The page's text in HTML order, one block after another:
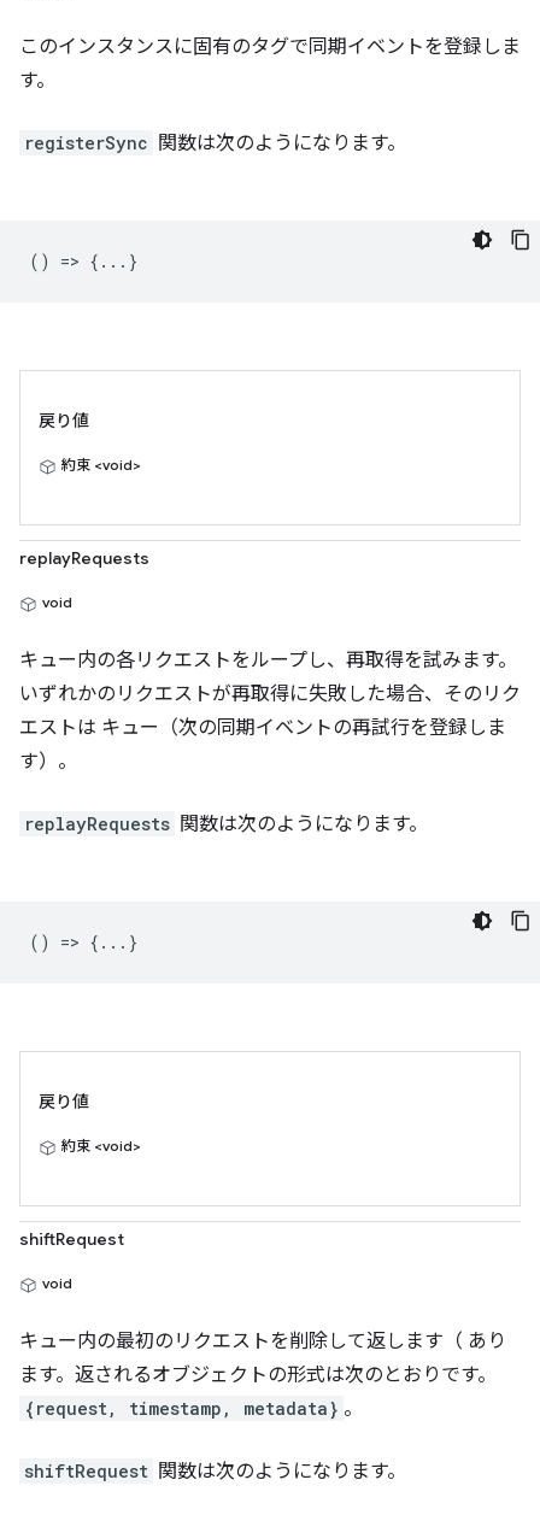
このインスタンスに固有のタグで同期イベントを登録しま
す。
registerSync 関数は次のようになります。
() => {...}
戻り値
約束 <void>
replayRequests
void
キュー内の各リクエストをループし、再取得を試みます。
いずれかのリクエストが再取得に失敗した場合、そのリク
エストは キュー（次の同期イベントの再試行を登録しま
す）。
replayRequests 関数は次のようになります。
() => {...}
戻り値
約束 <void>
shiftRequest
void
キュー内の最初のリクエストを削除して返します（ あり
ます。返されるオブジェクトの形式は次のとおりです。
{request, timestamp, metadata} 。
shiftRequest 関数は次のようになります。